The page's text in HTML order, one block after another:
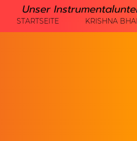
Unser
STARTSEITE KRISHNA